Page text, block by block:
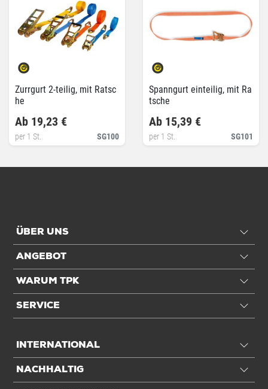
Zurrgurt 2-teilig, mit Ratsc
he
SG100
Ab 19,23 €
per 1 St.
Spanngurt einteilig, mit Ra
tsche
SG101
Ab 15,39 €
per 1 St.
ÜBER UNS
ANGEBOT
WARUM TPK
SERVICE
INTERNATIONAL
NACHHALTIG